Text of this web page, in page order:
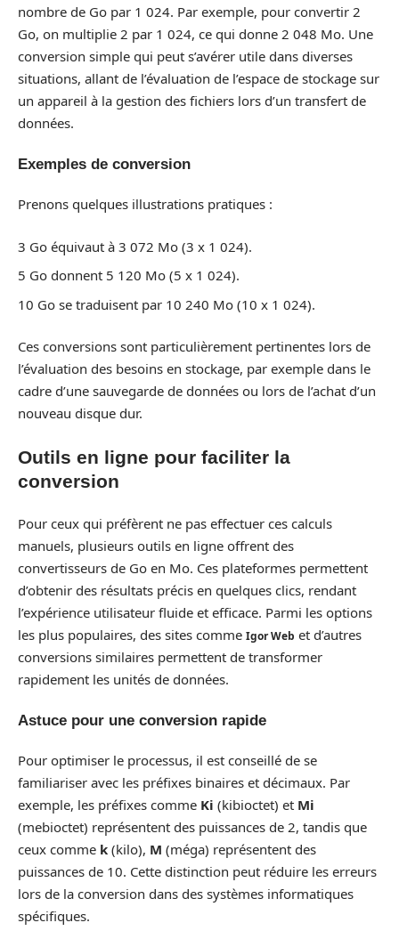
nombre de Go par 1 024. Par exemple, pour convertir 2
Go, on multiplie 2 par 1 024, ce qui donne 2 048 Mo. Une
conversion simple qui peut s’avérer utile dans diverses
situations, allant de l’évaluation de l’espace de stockage sur
un appareil à la gestion des fichiers lors d’un transfert de
données.
Exemples de conversion
Prenons quelques illustrations pratiques :
3 Go équivaut à 3 072 Mo (3 x 1 024).
5 Go donnent 5 120 Mo (5 x 1 024).
10 Go se traduisent par 10 240 Mo (10 x 1 024).
Ces conversions sont particulièrement pertinentes lors de
l’évaluation des besoins en stockage, par exemple dans le
cadre d’une sauvegarde de données ou lors de l’achat d’un
nouveau disque dur.
Outils en ligne pour faciliter la
conversion
Pour ceux qui préfèrent ne pas effectuer ces calculs
manuels, plusieurs outils en ligne offrent des
convertisseurs de Go en Mo. Ces plateformes permettent
d’obtenir des résultats précis en quelques clics, rendant
l’expérience utilisateur fluide et efficace. Parmi les options
les plus populaires, des sites comme Igor Web et d’autres
conversions similaires permettent de transformer
rapidement les unités de données.
Astuce pour une conversion rapide
Pour optimiser le processus, il est conseillé de se
familiariser avec les préfixes binaires et décimaux. Par
exemple, les préfixes comme Ki (kibioctet) et Mi
(mebioctet) représentent des puissances de 2, tandis que
ceux comme k (kilo), M (méga) représentent des
puissances de 10. Cette distinction peut réduire les erreurs
lors de la conversion dans des systèmes informatiques
spécifiques.